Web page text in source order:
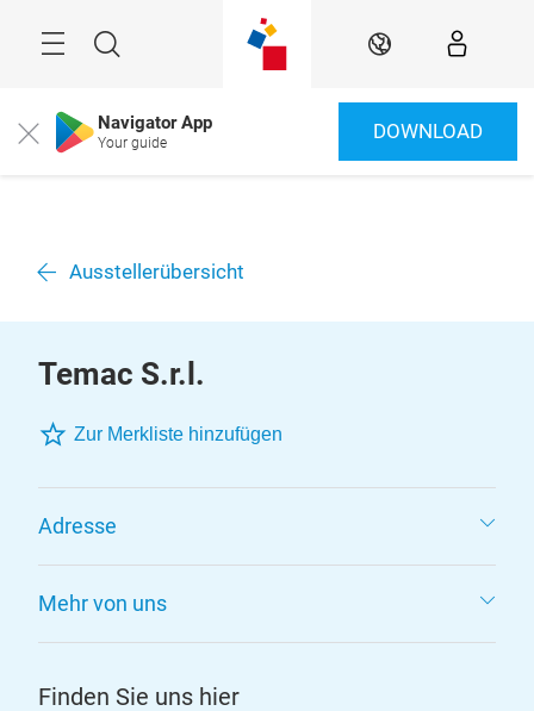
Suche DE
Close Navigator App
Your guide DOWNLOAD
Ausstellerübersicht
Temac S.r.l.
Zur Merkliste hinzufügen
Adresse
Mehr von uns
Finden Sie uns hier